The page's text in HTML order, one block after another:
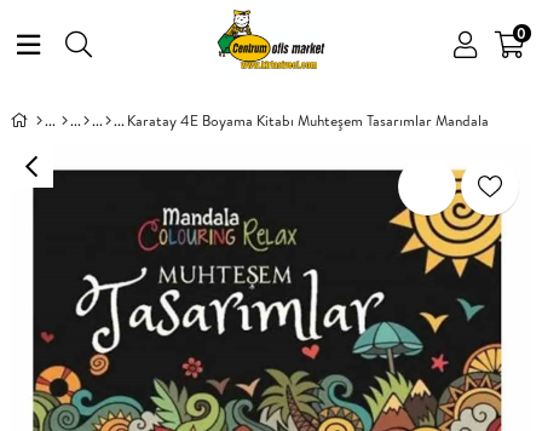
0
Karatay 4E Boyama Kitabı Muhteşem Tasarımlar Mandala